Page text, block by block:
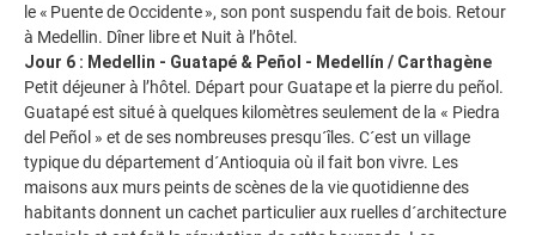
le « Puente de Occidente », son pont suspendu fait de bois. Retour
à Medellin. Dîner libre et Nuit à l’hôtel.
Jour 6 : Medellin - Guatapé & Peñol - Medellín / Carthagène
Petit déjeuner à l’hôtel. Départ pour Guatape et la pierre du peñol.
Guatapé est situé à quelques kilomètres seulement de la « Piedra
del Peñol » et de ses nombreuses presqu´îles. C´est un village
typique du département d´Antioquia où il fait bon vivre. Les
maisons aux murs peints de scènes de la vie quotidienne des
habitants donnent un cachet particulier aux ruelles d´architecture